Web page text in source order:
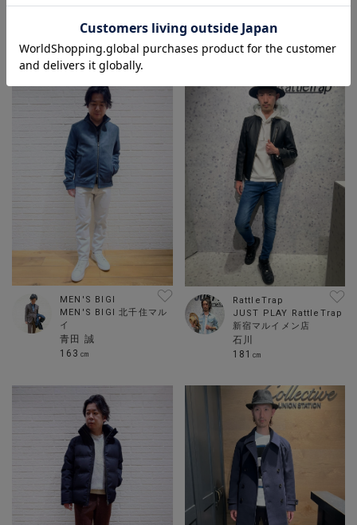
石川
青田 誠
MEN'S BIGI
MEN'S BIGI 北千住マル
イ
青田 誠
163㎝
RattleTrap
JUST PLAY RattleTrap
新宿マルイメン店
石川
181㎝